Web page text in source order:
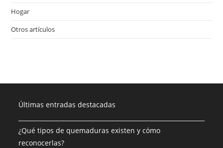
Hogar
Otros artículos
Últimas entradas destacadas
¿Qué tipos de quemaduras existen y cómo
reconocerlas?